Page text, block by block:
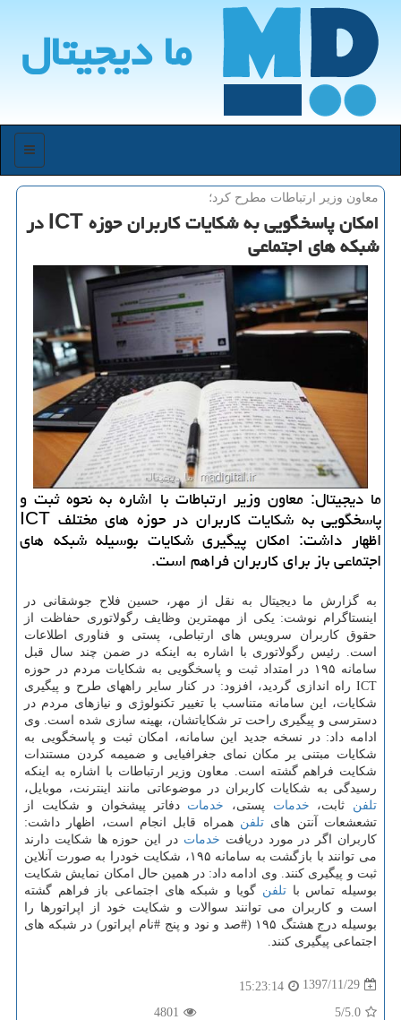
ما دیجیتال
منو
معاون وزیر ارتباطات مطرح كرد؛
امكان پاسخگویی به شكایات كاربران حوزه ICT در
شبكه های اجتماعی
ما دیجیتال: معاون وزیر ارتباطات با اشاره به نحوه ثبت و
پاسخگویی به شكایات كاربران در حوزه های مختلف ICT
اظهار داشت: امكان پیگیری شكایات بوسیله شبكه های
اجتماعی باز برای كاربران فراهم است.
به گزارش ما دیجیتال به نقل از مهر، حسین فلاح جوشقانی در
اینستاگرام نوشت: یكی از مهمترین وظایف رگولاتوری حفاظت از
حقوق كاربران سرویس های ارتباطی، پستی و فناوری اطلاعات
است. رئیس رگولاتوری با اشاره به اینكه در ضمن چند سال قبل
سامانه ۱۹۵ در امتداد ثبت و پاسخگویی به شكایات مردم در حوزه
ICT راه اندازی گردید، افزود: در كنار سایر راههای طرح و پیگیری
شكایات، این سامانه متناسب با تغییر تكنولوژی و نیازهای مردم در
دسترسی و پیگیری راحت تر شكایاتشان، بهینه سازی شده است. وی
ادامه داد: در نسخه جدید این سامانه، امكان ثبت و پاسخگویی به
شكایات مبتنی بر مكان نمای جغرافیایی و ضمیمه كردن مستندات
شكایت فراهم گشته است. معاون وزیر ارتباطات با اشاره به اینكه
رسیدگی به شكایات كاربران در موضوعاتی مانند اینترنت، موبایل،
تلفن ثابت، خدمات پستی، خدمات دفاتر پیشخوان و شكایت از
تشعشعات آنتن های تلفن همراه قابل انجام است، اظهار داشت:
كاربران اگر در مورد دریافت خدمات در این حوزه ها شكایت دارند
می توانند با بازگشت به سامانه ۱۹۵، شكایت خودرا به صورت آنلاین
ثبت و پیگیری كنند. وی ادامه داد: در همین حال امكان نمایش شكایت
بوسیله تماس با تلفن گویا و شبكه های اجتماعی باز فراهم گشته
است و كاربران می توانند سوالات و شكایت خود از اپراتورها را
بوسیله درج هشتگ ۱۹۵ (#صد و نود و پنج #نام اپراتور) در شبكه های
اجتماعی پیگیری كنند.
1397/11/29
15:23:14
5.0
/5
4801